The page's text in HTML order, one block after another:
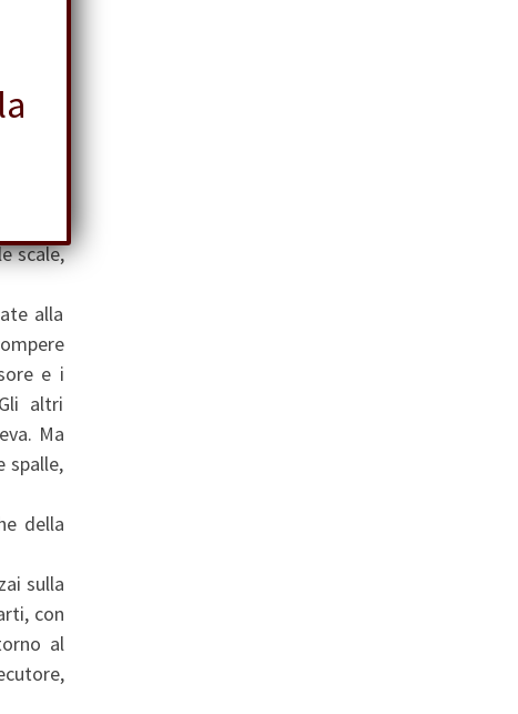
quali
altri,
scale,
alla
e i
altri
Ma
spalle,
della
sulla
con
al